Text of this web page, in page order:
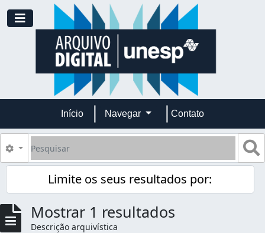
Skip to main content
Toggle navigation
Início Navegar Contato
Pesquisar
Opções de busca
Limite os seus resultados por:
Mostrar 1 resultados
Descrição arquivística